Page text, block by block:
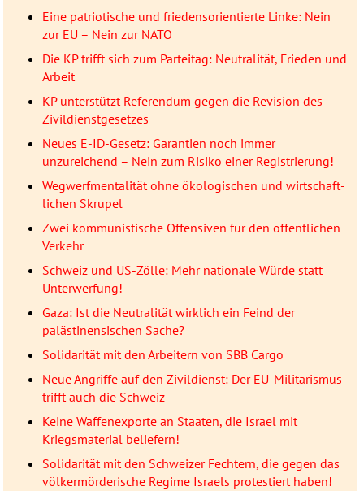
Eine patriotische und friedensorientierte Linke: Nein
zur EU – Nein zur NATO
Die KP trifft sich zum Parteitag: Neutralität, Frieden und
Arbeit
KP unterstützt Referendum gegen die Revision des
Zivildienstgesetzes
Neues E-ID-Gesetz: Garantien noch immer
unzureichend – Nein zum Risiko einer Registrierung!
Wegwerfmentalität ohne öko­lo­gischen und wirtschaft­
lichen Skrupel
Zwei kommunistische Offensiven für den öffentlichen
Verkehr
Schweiz und US-Zölle: Mehr nationale Würde statt
Unterwerfung!
Gaza: Ist die Neutralität wirklich ein Feind der
palästinensischen Sache?
Solidarität mit den Arbeitern von SBB Cargo
Neue Angriffe auf den Zivildienst: Der EU-Militarismus
trifft auch die Schweiz
Keine Waffenexporte an Staaten, die Israel mit
Kriegsmaterial beliefern!
Solidarität mit den Schweizer Fechtern, die gegen das
völkermörderische Regime Israels protestiert haben!